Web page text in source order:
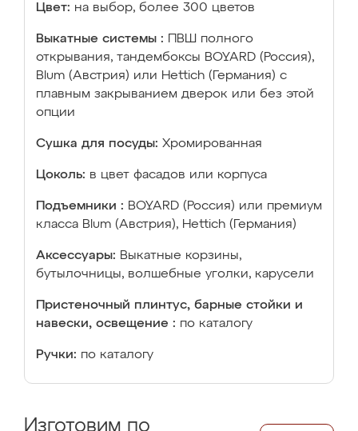
Цвет: на выбор, более 300 цветов
Выкатные системы :
ПВШ полного
открывания, тандембоксы BOYARD (Россия),
Blum (Австрия) или Hettich (Германия) с
плавным закрыванием дверок или без этой
опции
Сушка для посуды: Хромированная
Цоколь: в цвет фасадов или корпуса
Подъемники : BOYARD (Россия) или премиум
класса Blum (Австрия), Hettich (Германия)
Аксессуары: Выкатные корзины,
бутылочницы, волшебные уголки, карусели
Пристеночный плинтус, барные стойки и
навески, освещение : по каталогу
Ручки: по каталогу
Изготовим по